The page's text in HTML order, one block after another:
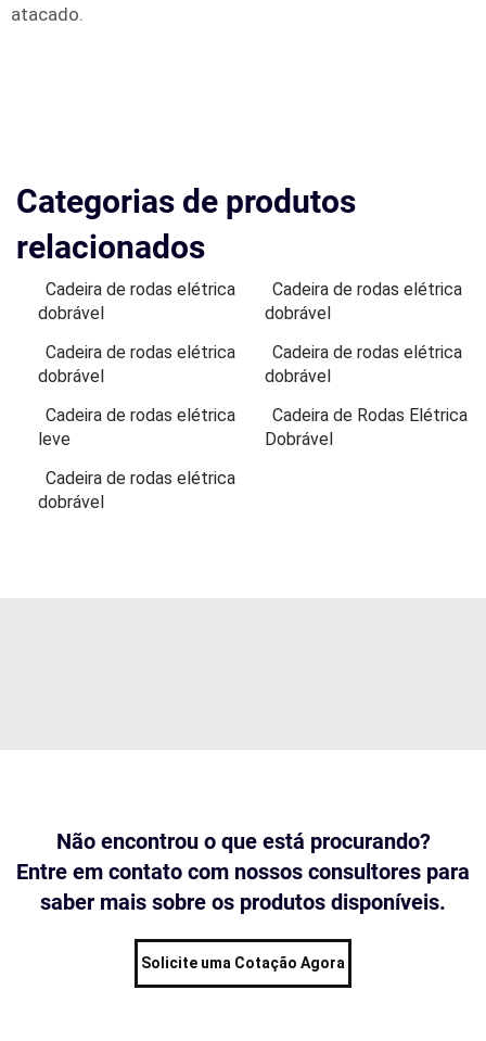
atacado.
Categorias de produtos
relacionados
Cadeira de rodas elétrica
dobrável
Cadeira de rodas elétrica
dobrável
Cadeira de rodas elétrica
dobrável
Cadeira de rodas elétrica
dobrável
Cadeira de rodas elétrica
leve
Cadeira de Rodas Elétrica
Dobrável
Cadeira de rodas elétrica
dobrável
Não encontrou o que está procurando?
Entre em contato com nossos consultores para
saber mais sobre os produtos disponíveis.
Solicite uma Cotação Agora